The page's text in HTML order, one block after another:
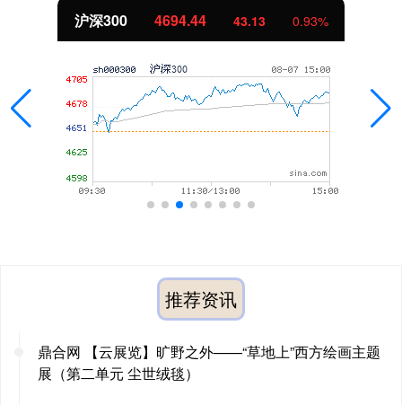
沪深300 4694.44 43.13 0.93%
推荐资讯
鼎合网 【云展览】旷野之外——“草地上”西方绘画主题
展（第二单元 尘世绒毯）